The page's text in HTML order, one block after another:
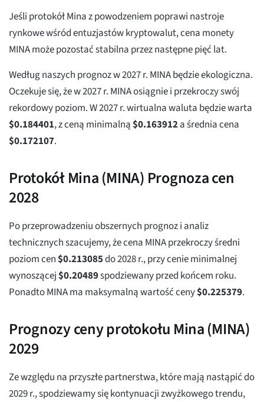
Jeśli protokół Mina z powodzeniem poprawi nastroje
rynkowe wśród entuzjastów kryptowalut, cena monety
MINA może pozostać stabilna przez następne pięć lat.
Według naszych prognoz w 2027 r. MINA będzie ekologiczna.
Oczekuje się, że w 2027 r. MINA osiągnie i przekroczy swój
rekordowy poziom. W 2027 r. wirtualna waluta będzie warta
$0.184401, z ceną minimalną$0.163912a średnia cena
$0.172107.
Protokół Mina (MINA) Prognoza cen
2028
Po przeprowadzeniu obszernych prognoz i analiz
technicznych szacujemy, że cena MINA przekroczy średni
poziom cen$0.213085do 2028 r., przy cenie minimalnej
wynoszącej$0.20489spodziewany przed końcem roku.
Ponadto MINA ma maksymalną wartość ceny$0.225379.
Prognozy ceny protokołu Mina (MINA)
2029
Ze względu na przyszłe partnerstwa, które mają nastąpić do
2029 r., spodziewamy się kontynuacji zwyżkowego trendu,